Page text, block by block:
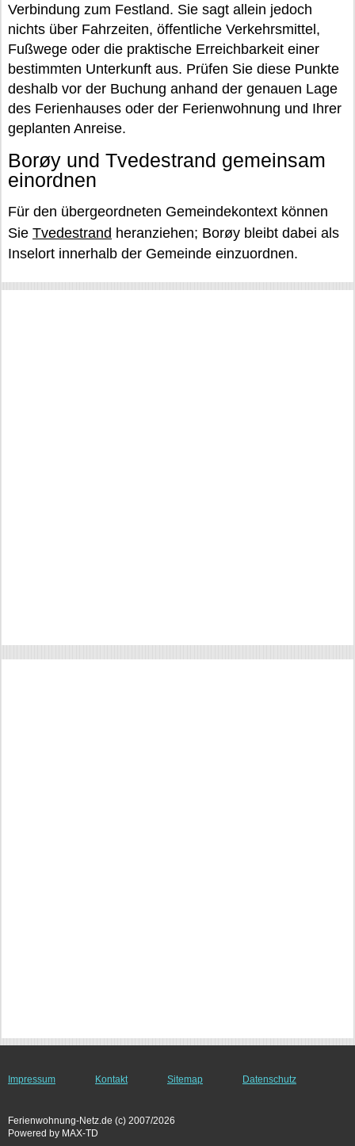
Verbindung zum Festland. Sie sagt allein jedoch
nichts über Fahrzeiten, öffentliche Verkehrsmittel,
Fußwege oder die praktische Erreichbarkeit einer
bestimmten Unterkunft aus. Prüfen Sie diese Punkte
deshalb vor der Buchung anhand der genauen Lage
des Ferienhauses oder der Ferienwohnung und Ihrer
geplanten Anreise.
Borøy und Tvedestrand gemeinsam
einordnen
Für den übergeordneten Gemeindekontext können
Sie Tvedestrand heranziehen; Borøy bleibt dabei als
Inselort innerhalb der Gemeinde einzuordnen.
Impressum Kontakt Sitemap Datenschutz
Ferienwohnung-Netz.de (c) 2007/2026
Powered by MAX-TD